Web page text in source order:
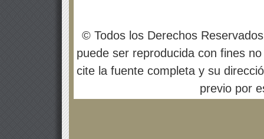
© Todos los Derechos
puede ser reproducida con fines
cite la fuente completa y su
previo por